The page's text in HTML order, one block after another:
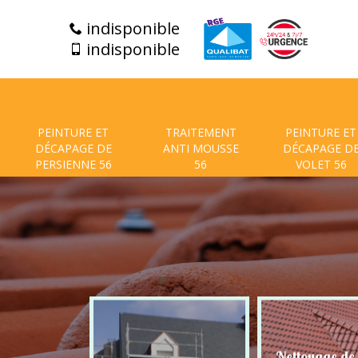
indisponible
indisponible
PEINTURE ET
DÉCAPAGE DE
PERSIENNE 56
TRAITEMENT
ANTI MOUSSE
56
PEINTURE ET
DÉCAPAGE
VOLET 56